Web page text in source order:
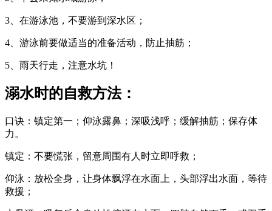
3、在游泳池，不要游到深水区；
4、游泳前要做适当的准备活动，防止抽筋；
5、雨天行走，注意水坑！
溺水时的自救方法：
口诀：镇定第一；仰泳露鼻；深吸浅呼；缓解抽筋；保存体
力。
镇定：不要慌张，留意周围有人时立即呼救；
仰泳：放松全身，让身体飘浮在水面上，头部浮出水面，等待
救援；